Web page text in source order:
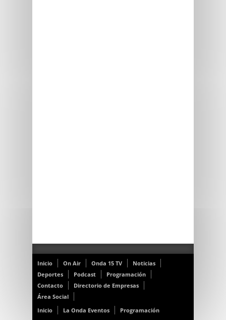
Inicio On Air Onda 15 TV
Noticias
Deportes
Podcast
Programación
Contacto
Directorio de Empresas
Área Social
Inicio
La Onda Eventos Programación